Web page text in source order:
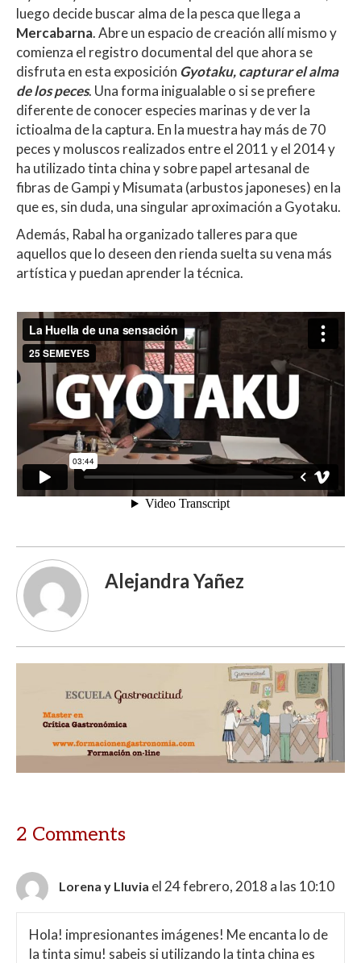
luego decide buscar alma de la pesca que llega a
Mercabarna. Abre un espacio de creación allí mismo y
comienza el registro documental del que ahora se
disfruta en esta exposición Gyotaku, capturar el alma
de los peces. Una forma inigualable o si se prefiere
diferente de conocer especies marinas y de ver la
ictioalma de la captura. En la muestra hay más de 70
peces y moluscos realizados entre el 2011 y el 2014 y
ha utilizado tinta china y sobre papel artesanal de
fibras de Gampi y Misumata (arbustos japoneses) en la
que es, sin duda, una singular aproximación a Gyotaku.
Además, Rabal ha organizado talleres para que
aquellos que lo deseen den rienda suelta su vena más
artística y puedan aprender la técnica.
Alejandra Yañez
2 Comments
Lorena y Lluvia el 24 febrero, 2018 a las 10:10
Hola! impresionantes imágenes! Me encanta lo de
la tinta simu! sabeis si utilizando la tinta china es